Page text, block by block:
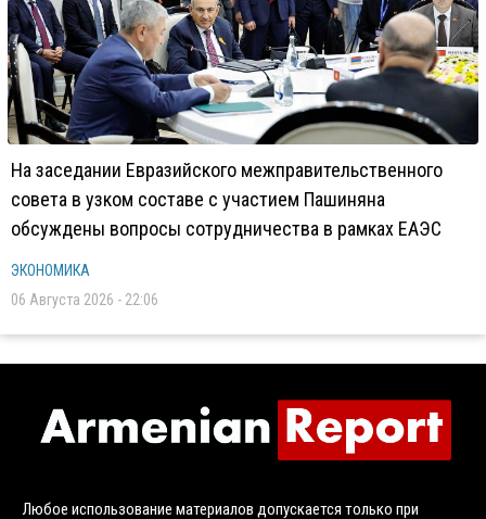
На заседании Евразийского межправительственного
совета в узком составе с участием Пашиняна
обсуждены вопросы сотрудничества в рамках ЕАЭС
ЭКОНОМИКА
06 Августа 2026 - 22:06
Любое использование материалов допускается только при